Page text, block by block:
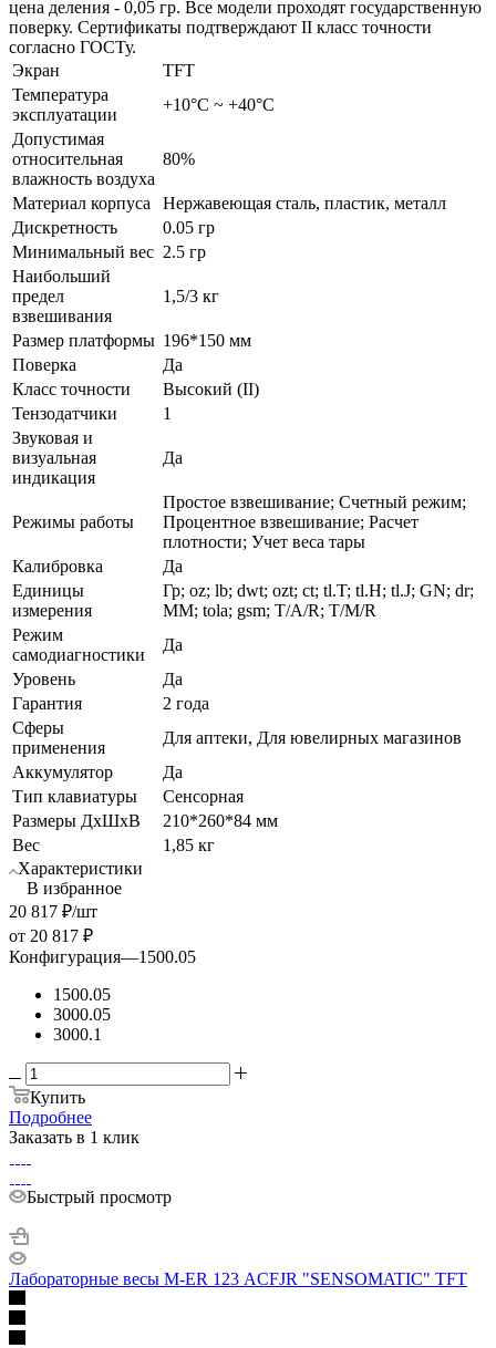
цена деления - 0,05 гр. Все модели проходят государственную
поверку. Сертификаты подтверждают II класс точности
согласно ГОСТу.
Экран
TFT
Температура
эксплуатации
+10°С ~ +40°С
Допустимая
относительная
влажность воздуха
80%
Материал корпуса
Нержавеющая сталь, пластик, металл
Дискретность
0.05 гр
Минимальный вес 2.5 гр
Наибольший
предел
взвешивания
1,5/3 кг
Размер платформы 196*150 мм
Поверка
Да
Класс точности
Высокий (II)
Тензодатчики
1
Звуковая и
визуальная
индикация
Да
Режимы работы
Простое взвешивание; Счетный режим;
Процентное взвешивание; Расчет
плотности; Учет веса тары
Калибровка
Да
Единицы
измерения
Гр; oz; lb; dwt; ozt; ct; tl.T; tl.H; tl.J; GN; dr;
MM; tola; gsm; T/A/R; T/M/R
Режим
самодиагностики
Да
Уровень
Да
Гарантия
2 года
Сферы
применения
Для аптеки, Для ювелирных магазинов
Аккумулятор
Да
Тип клавиатуры
Сенсорная
Размеры ДхШхВ
210*260*84 мм
Вес
1,85 кг
Характеристики
В избранное
20 817 ₽/шт
от 20 817 ₽
Конфигурация—1500.05
1500.05
3000.05
3000.1
Купить
Подробнее
Заказать в 1 клик
Быстрый просмотр
Лабораторные весы M-ER 123 АCFJR "SENSOMATIC" TFT